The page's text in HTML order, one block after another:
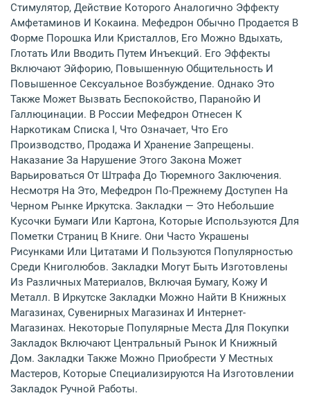
Стимулятор, Действие Которого Аналогично Эффекту
Амфетаминов И Кокаина. Мефедрон Обычно Продается В
Форме Порошка Или Кристаллов, Его Можно Вдыхать,
Глотать Или Вводить Путем Инъекций. Его Эффекты
Включают Эйфорию, Повышенную Общительность И
Повышенное Сексуальное Возбуждение. Однако Это
Также Может Вызвать Беспокойство, Паранойю И
Галлюцинации. В России Мефедрон Отнесен К
Наркотикам Списка I, Что Означает, Что Его
Производство, Продажа И Хранение Запрещены.
Наказание За Нарушение Этого Закона Может
Варьироваться От Штрафа До Тюремного Заключения.
Несмотря На Это, Мефедрон По-Прежнему Доступен На
Черном Рынке Иркутска. Закладки — Это Небольшие
Кусочки Бумаги Или Картона, Которые Используются Для
Пометки Страниц В Книге. Они Часто Украшены
Рисунками Или Цитатами И Пользуются Популярностью
Среди Книголюбов. Закладки Могут Быть Изготовлены
Из Различных Материалов, Включая Бумагу, Кожу И
Металл. В Иркутске Закладки Можно Найти В Книжных
Магазинах, Сувенирных Магазинах И Интернет-
Магазинах. Некоторые Популярные Места Для Покупки
Закладок Включают Центральный Рынок И Книжный
Дом. Закладки Также Можно Приобрести У Местных
Мастеров, Которые Специализируются На Изготовлении
Закладок Ручной Работы.